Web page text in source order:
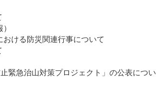
における防災関連行事について
緊急治山対策プロジェクト」の公表につい